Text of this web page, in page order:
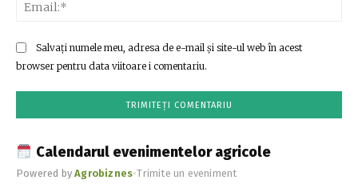
Salvați numele meu, adresa de e-mail și site-ul web în acest
browser pentru data viitoare i comentariu.
Calendarul evenimentelor agricole
Powered byAgrobiznes•Trimite un eveniment